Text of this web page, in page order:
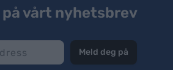
på vårt nyhetsbrev
Meld deg på